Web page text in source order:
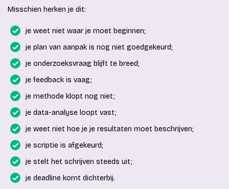
Misschien herken je dit:
je weet niet waar je moet beginnen;
je plan van aanpak is nog niet goedgekeurd;
je onderzoeksvraag blijft te breed;
je feedback is vaag;
je methode klopt nog niet;
je data-analyse loopt vast;
je weet niet hoe je je resultaten moet beschrijven;
je scriptie is afgekeurd;
je stelt het schrijven steeds uit;
je deadline komt dichterbij.